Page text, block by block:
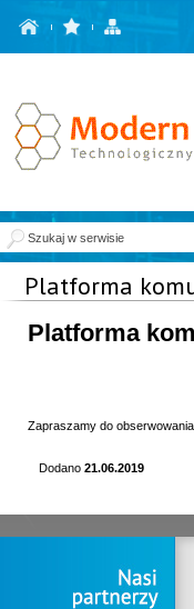
Platforma
Platforma
Zapraszamy do
Dodano 21.06.2019